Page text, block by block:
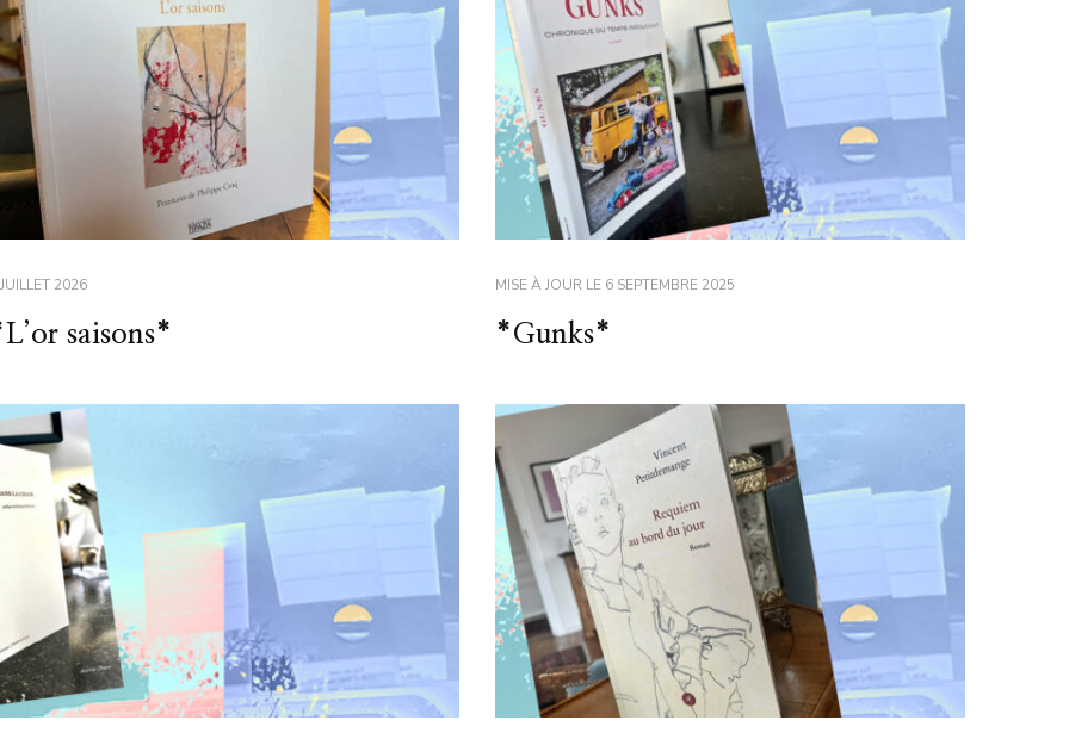
2026
saisons*
MISE À JOUR LE 6 SEPTEMBRE 2025
*Gunks*